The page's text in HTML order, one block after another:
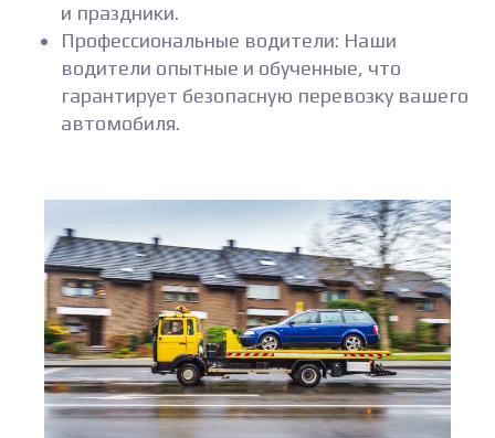
и праздники.
Профессиональные водители: Наши
водители опытные и обученные, что
гарантирует безопасную перевозку вашего
автомобиля.